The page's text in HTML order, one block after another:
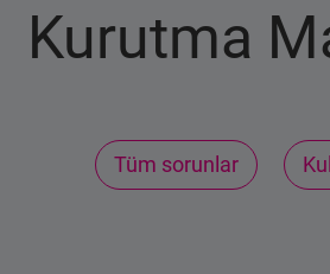
Kurutma
Tüm sorunlar